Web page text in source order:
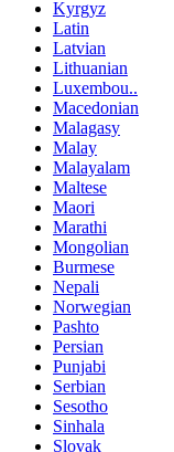
Kyrgyz
Latin
Latvian
Lithuanian
Luxembou..
Macedonian
Malagasy
Malay
Malayalam
Maltese
Maori
Marathi
Mongolian
Burmese
Nepali
Norwegian
Pashto
Persian
Punjabi
Serbian
Sesotho
Sinhala
Slovak